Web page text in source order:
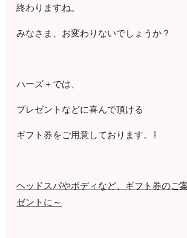
終わりますね。
みなさま、お変わりないでしょうか？
ハーズ＋では、
プレゼントなどに喜んで頂ける
ギフト券をご用意しております。⇩
ヘッドスパやボディなど、ギフト券のご
ゼントに～